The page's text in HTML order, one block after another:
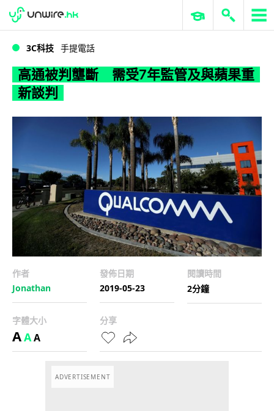
WWDC 2026 ERP 與商業 AI
3C科技 手提電話
高通被判壟斷 需受7年監管及與蘋果重
新談判
作者
Jonathan
發佈日期
2019-05-23
閱讀時間
2分鐘
字體大小
AAA
分享
ADVERTISEMENT